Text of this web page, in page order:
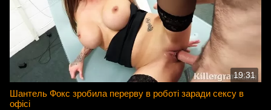
19:31
Шантель Фокс зробила перерву в роботі заради сексу в
офісі